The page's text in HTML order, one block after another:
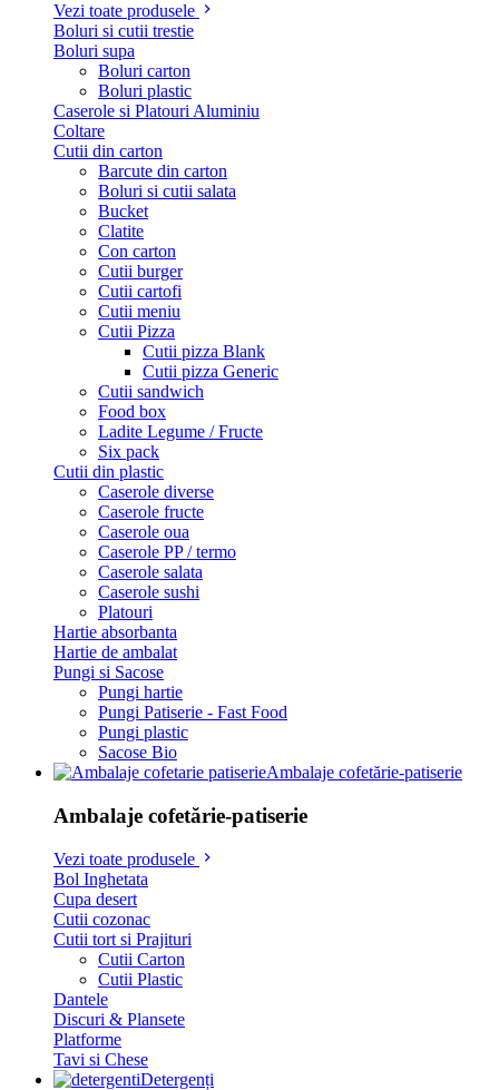
Vezi toate produsele
Boluri si cutii trestie
Boluri supa
Boluri carton
Boluri plastic
Caserole si Platouri Aluminiu
Coltare
Cutii din carton
Barcute din carton
Boluri si cutii salata
Bucket
Clatite
Con carton
Cutii burger
Cutii cartofi
Cutii meniu
Cutii Pizza
Cutii pizza Blank
Cutii pizza Generic
Cutii sandwich
Food box
Ladite Legume / Fructe
Six pack
Cutii din plastic
Caserole diverse
Caserole fructe
Caserole oua
Caserole PP / termo
Caserole salata
Caserole sushi
Platouri
Hartie absorbanta
Hartie de ambalat
Pungi si Sacose
Pungi hartie
Pungi Patiserie - Fast Food
Pungi plastic
Sacose Bio
Ambalaje cofetărie-patiserie
Ambalaje cofetărie-patiserie
Vezi toate produsele
Bol Inghetata
Cupa desert
Cutii cozonac
Cutii tort si Prajituri
Cutii Carton
Cutii Plastic
Dantele
Discuri & Plansete
Platforme
Tavi si Chese
Detergenți